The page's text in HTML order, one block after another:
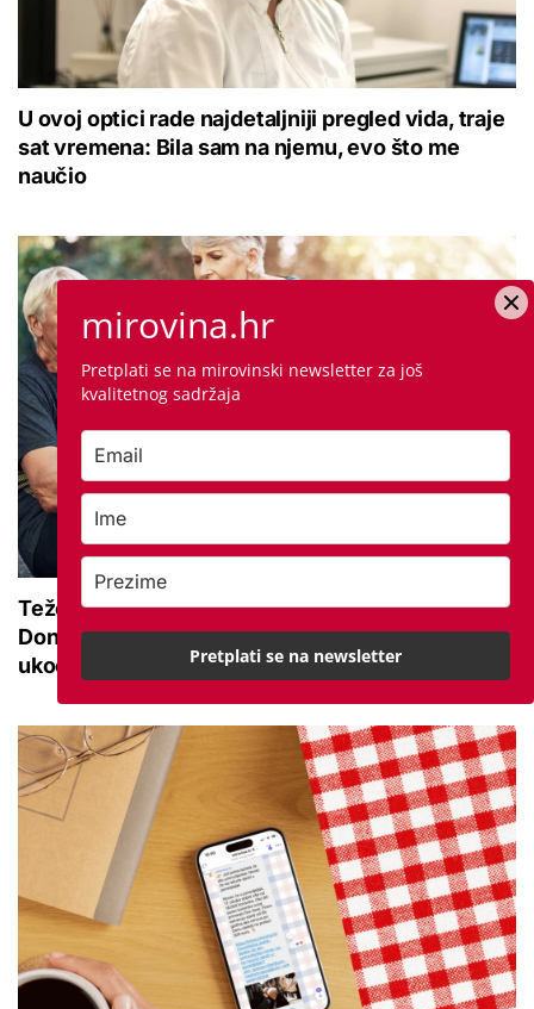
U ovoj optici rade najdetaljniji pregled vida, traje
sat vremena: Bila sam na njemu, evo što me
naučio
Teže se krećete zbog bolnih zglobova?
Donosimo savjete za lakši pokret i ublažavanje
ukočenosti
mirovina.hr
Pretplati se na mirovinski newsletter za još
kvalitetnog sadržaja
Pretplati se na newsletter